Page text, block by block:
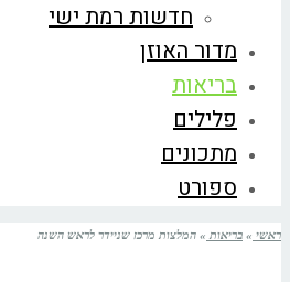
חדשות רמת ישי
מדור האוזן
בריאות
פלילים
מתכונים
ספורט
ראשי » בריאות » המלצות מרכז שניידר לראש השנה